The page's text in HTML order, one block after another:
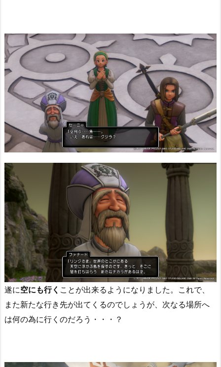
遂に空にも行く ことが出来るようになりました。これで、
また新たな行き先が出てくるのでしょうが、次なる場所へ
は何の為に行くのだろう・・・？